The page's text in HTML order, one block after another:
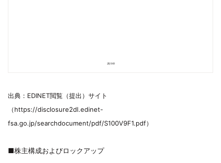
出典：EDINET閲覧（提出）サイト
（https://disclosure2dl.edinet-
fsa.go.jp/searchdocument/pdf/S100V9F1.pdf）
■株主構成およびロックアップ